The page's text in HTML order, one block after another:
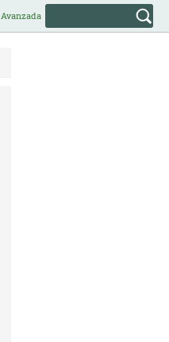
Avanzada